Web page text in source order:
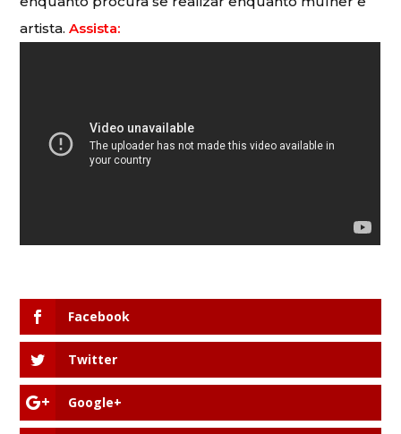
artista.Assista:
Facebook
Twitter
Google+